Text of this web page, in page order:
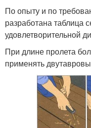
По опыту и по
разработана таблица
удовлетворительной
При длине пролета
применять